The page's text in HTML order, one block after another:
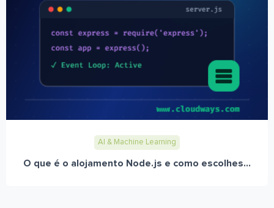
AI & Machine Learning
O que é o alojamento Node.js e como escolhes...